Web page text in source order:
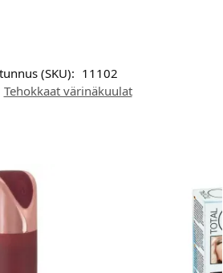
(SKU): 11102
Tehokkaat värinäkuulat